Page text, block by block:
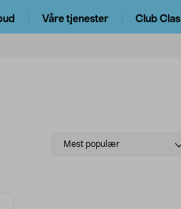
Våre tjenester Club Clas
Select
Mest populær